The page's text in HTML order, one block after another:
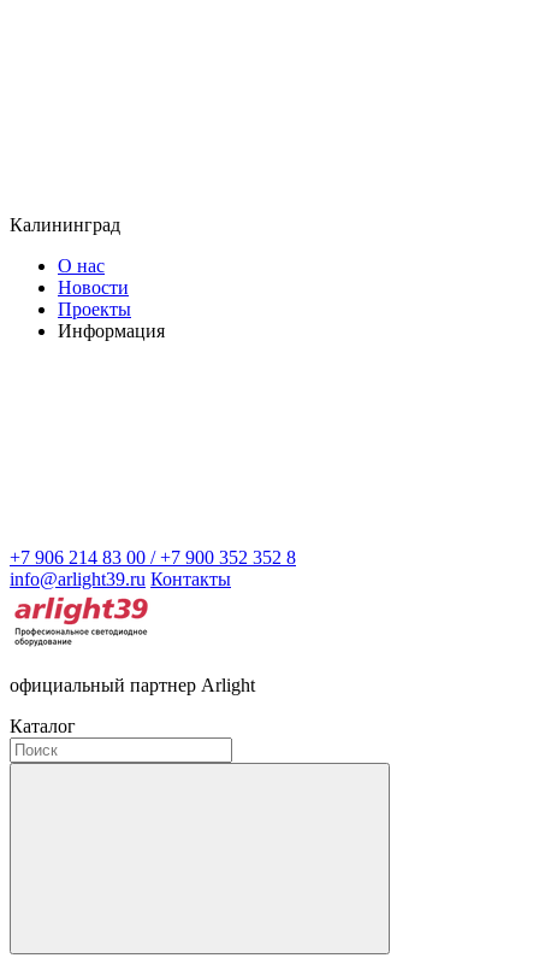
Калининград
О нас
Новости
Проекты
Информация
+7 906 214 83 00 / +7 900 352 352 8
info@arlight39.ru Контакты
официальный партнер Arlight
Каталог